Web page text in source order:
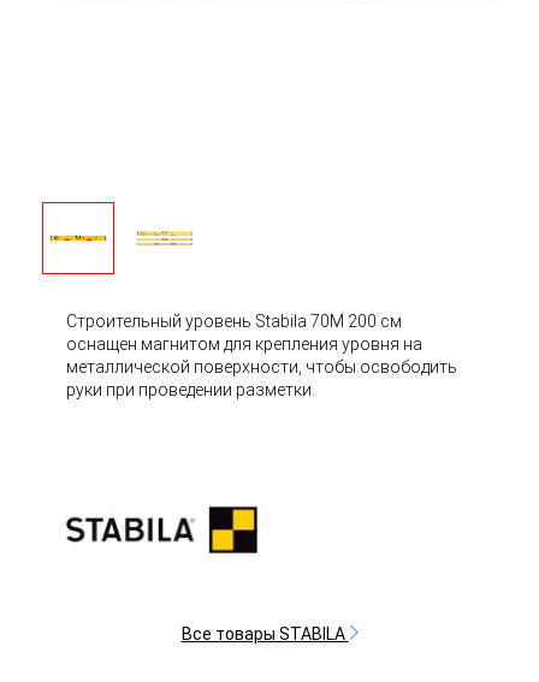
Строительный уровень Stabila 70M 200 см
оснащен магнитом для крепления уровня на
металлической поверхности, чтобы освободить
руки при проведении разметки.
Все товары STABILA